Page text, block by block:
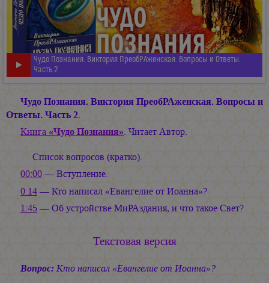
Чудо Познания. Виктория ПреобРАженская. Вопросы и Oтветы.
Часть 2
Чудо Познания. Виктория ПреобРАженская. Вопросы и
Oтветы. Часть 2.
Книга «Чудо Познания». Читает Автор.
Список вопросов (кратко).
00:00— Вступление.
0:14— Кто написал «Евангелие от Иоанна»?
1:45— Об устройстве МиРАздания, и что такое Свет?
Текстовая версия
Вопрос: Кто написал «Евангелие от Иоанна»?